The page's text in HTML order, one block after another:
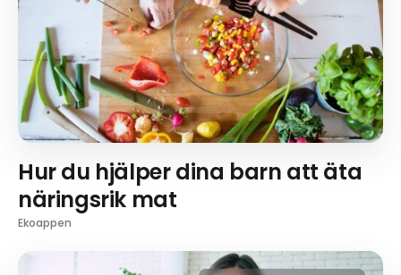
Hur du hjälper dina barn att äta
näringsrik mat
Ekoappen